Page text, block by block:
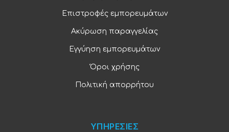
Επιστροφές εμπορευμάτων
Ακύρωση παραγγελίας
Εγγύηση εμπορευμάτων
Όροι χρήσης
Πολιτική απορρήτου
ΥΠΗΡΕΣΙΕΣ